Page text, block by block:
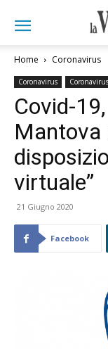
Home Coronavirus
Coronavirus
Covid-
Mantova
virtuale”
21 Giugno 2020
Facebook